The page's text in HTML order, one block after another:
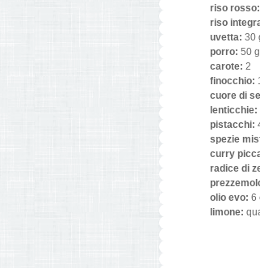
riso rosso:
riso
uvetta: 30
porro: 50 g
carote: 2
finocchio:
cuore di
lenticchie:
pistacchi:
spezie
curry
radice di
olio evo: 6
limone: